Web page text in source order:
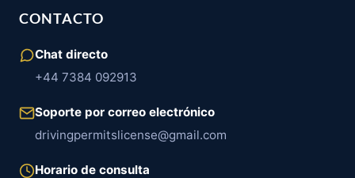
CONTACTO
Chat directo
+44 7384 092913
Soporte por correo electrónico
drivingpermitslicense@gmail.com
Horario de consulta